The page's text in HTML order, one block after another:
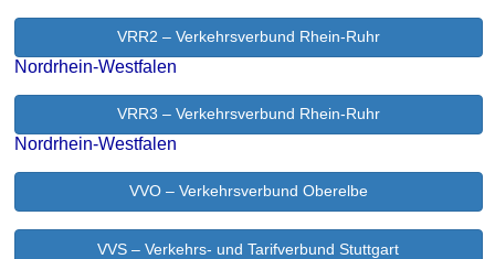
VRR2 – Verkehrsverbund Rhein-Ruhr
Nordrhein-Westfalen
VRR3 – Verkehrsverbund Rhein-Ruhr
Nordrhein-Westfalen
VVO – Verkehrsverbund Oberelbe
VVS – Verkehrs- und Tarifverbund Stuttgart